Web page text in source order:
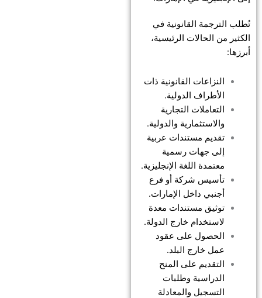
تُطلب الترجمة القانونية في
الكثير من الحالات الرئيسية،
أبرزها:
النزاعات القانونية ذات
الأطراف الدولية.
التعاملات التجارية
والاستثمارية والدولية.
تقديم مستندات عربية
إلى جهات رسمية
معتمدة اللغة الإنجليزية.
تأسيس شركة أو فرع
أجنبي داخل الإمارات.
توثيق مستندات معدة
لاستخدام خارج الدولة.
الحصول على عقود
عمل خارج البلد.
التقديم على المنح
الدراسية وطلبات
التسجيل والمعادلة